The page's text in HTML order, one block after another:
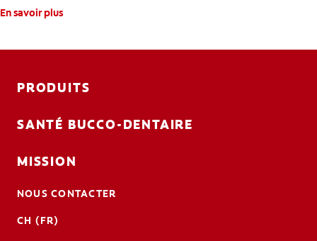
En savoir plus
PRODUITS
SANTÉ BUCCO-DENTAIRE
MISSION
NOUS CONTACTER
CH (FR)